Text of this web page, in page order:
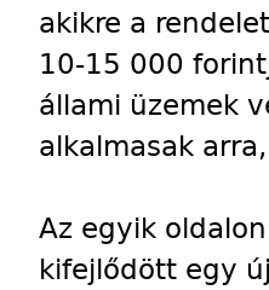
akikre a
10-15 000
állami üzemek
alkalmasak
Az egyik
kifejlődött egy